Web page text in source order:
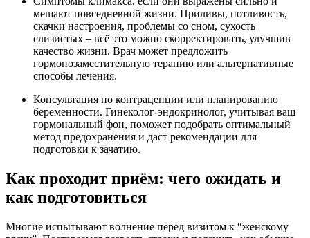
мешают повседневной жизни. Приливы, потливость,
скачки настроения, проблемы со сном, сухость
слизистых – всё это можно скорректировать, улучшив
качество жизни. Врач может предложить
гормонозаместительную терапию или альтернативные
способы лечения.
Консультация по контрацепции или планированию
беременности. Гинеколог-эндокринолог, учитывая ваш
гормональный фон, поможет подобрать оптимальный
метод предохранения и даст рекомендации для
подготовки к зачатию.
Как проходит приём: чего ожидать и
как подготовиться
Многие испытывают волнение перед визитом к “женскому